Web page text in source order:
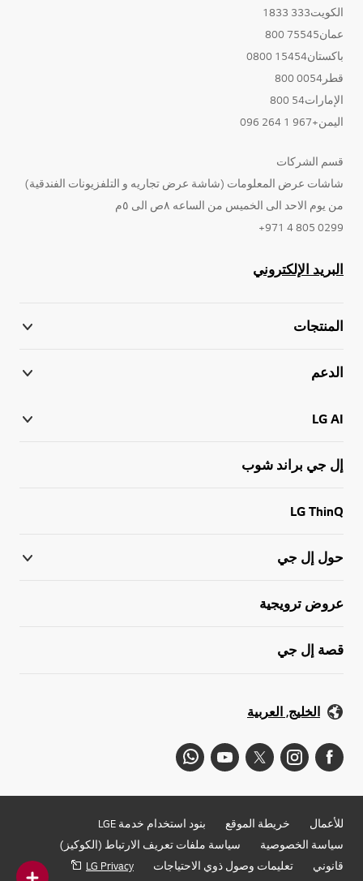
الكويت333 1833
عمان75545 800
باكستان15454 0800
قطر0054 800
الإمارات54 800
اليمن+967 1 264 096
قسم الشركات
شاشات عرض المعلومات (شاشة عرض تجاريه و التلفزيونات الفندقية)
من يوم الاحد الى الخميس من الساعه ٨ص الى ٥م
0299 805 4 971+
البريد الإلكتروني
المنتجات
الدعم
LG AI
إل جي براند شوب
LG ThinQ
حول إل جي
عروض ترويجية
قصة إل جي
الخليج, العربية
للأعمال خريطة الموقع
بنود استخدام خدمة LGE
سياسة الخصوصية
سياسة ملفات تعريف الارتباط (الكوكيز)
قانوني
تعليمات وصول ذوي الاحتياجات LG Privacy